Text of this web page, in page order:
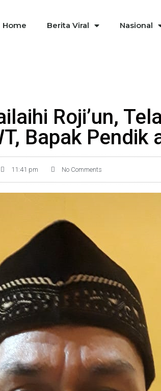
Home Berita Viral Nasional
Roji’un,
Bapak Pendik
11:41 pm No Comments